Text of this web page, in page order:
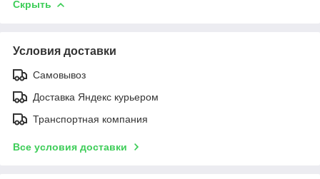
Скрыть
Условия доставки
Самовывоз
Доставка Яндекс курьером
Транспортная компания
Все условия доставки